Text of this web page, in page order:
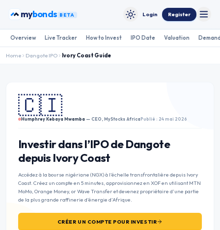
mybonds BETA Toggle theme
Login Register
Overview Live Tracker How to Invest IPO Date Valuation
Home Dangote IPO Ivory Coast Guide
🇨🇮
Humphrey Kebaya Mwamba — CEO, MyStocks AfricaPublié : 24 mai 2026
Investir dans l’IPO de Dangote
depuis Ivory Coast
Accédez à la bourse nigériane (NGX) à l’échelle transfrontalière depuis Ivory
Coast. Créez un compte en 5 minutes, approvisionnez en XOF en utilisant MTN
MoMo, Orange Money, or Wave Transfer et devenez propriétaire d’une partie
de la plus grande raffinerie d’énergie d’Afrique.
CRÉER UN COMPTE POUR INVESTIR